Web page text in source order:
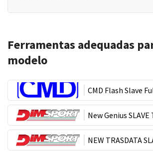
Ferramentas adequadas
modelo
CMD Flash Slave
New Genius SLAVE
NEW TRASDATA